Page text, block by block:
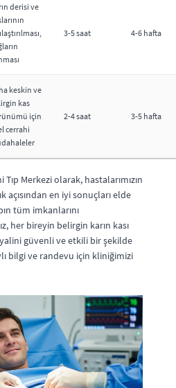
derisi ve
3-5 saat 4-6 hafta
keskin ve
kas
için
cerrahi
2-4 saat 3-5 hafta
Merkezi olarak, hastalarımızın
açısından en iyi sonuçları elde
tüm imkanlarını
her bireyin belirgin karın kası
güvenli ve etkili bir şekilde
bilgi ve randevu için kliniğimizi